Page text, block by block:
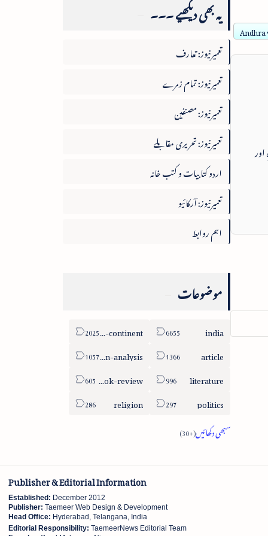
Andhra
یہ بھی دیکھیے ۔۔۔
تعمیرنیوز: تعارف
تعمیرنیوز: تمام زمرے
تعمیرنیوز: مصنفین
تعمیرنیوز: تحریری مقابلے
اردو کتابیات و کتب خانہ
تعمیرنیوز: آرکائیو
اہم روابط
موضوعات
india
sub-continent
article
column-analysis
literature
book-review
politics
religion
Publisher & Editorial Information
Established: December 2012
Publisher: Taemeer Web Design & Development
Head Office: Hyderabad, Telangana, India
Editorial Responsibility: TaemeerNews Editorial Team